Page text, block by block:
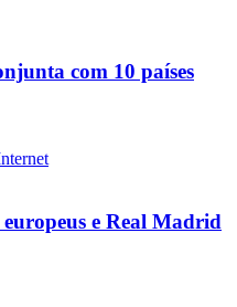
com 10 países
e Real Madrid